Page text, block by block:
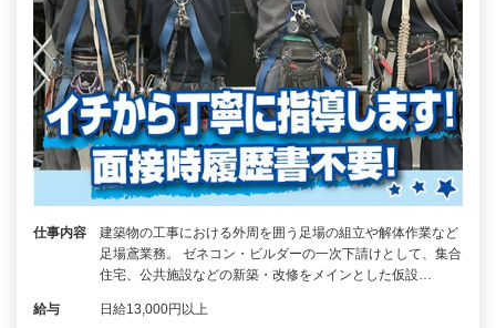
仕事内容
建築物の工事における外周を囲う足場の組立や解体作業など
足場鳶業務。 ゼネコン・ビルダーの一次下請けとして、集合
住宅、公共施設などの新築・改修をメインとした仮設…
給与 日給13,000円以上